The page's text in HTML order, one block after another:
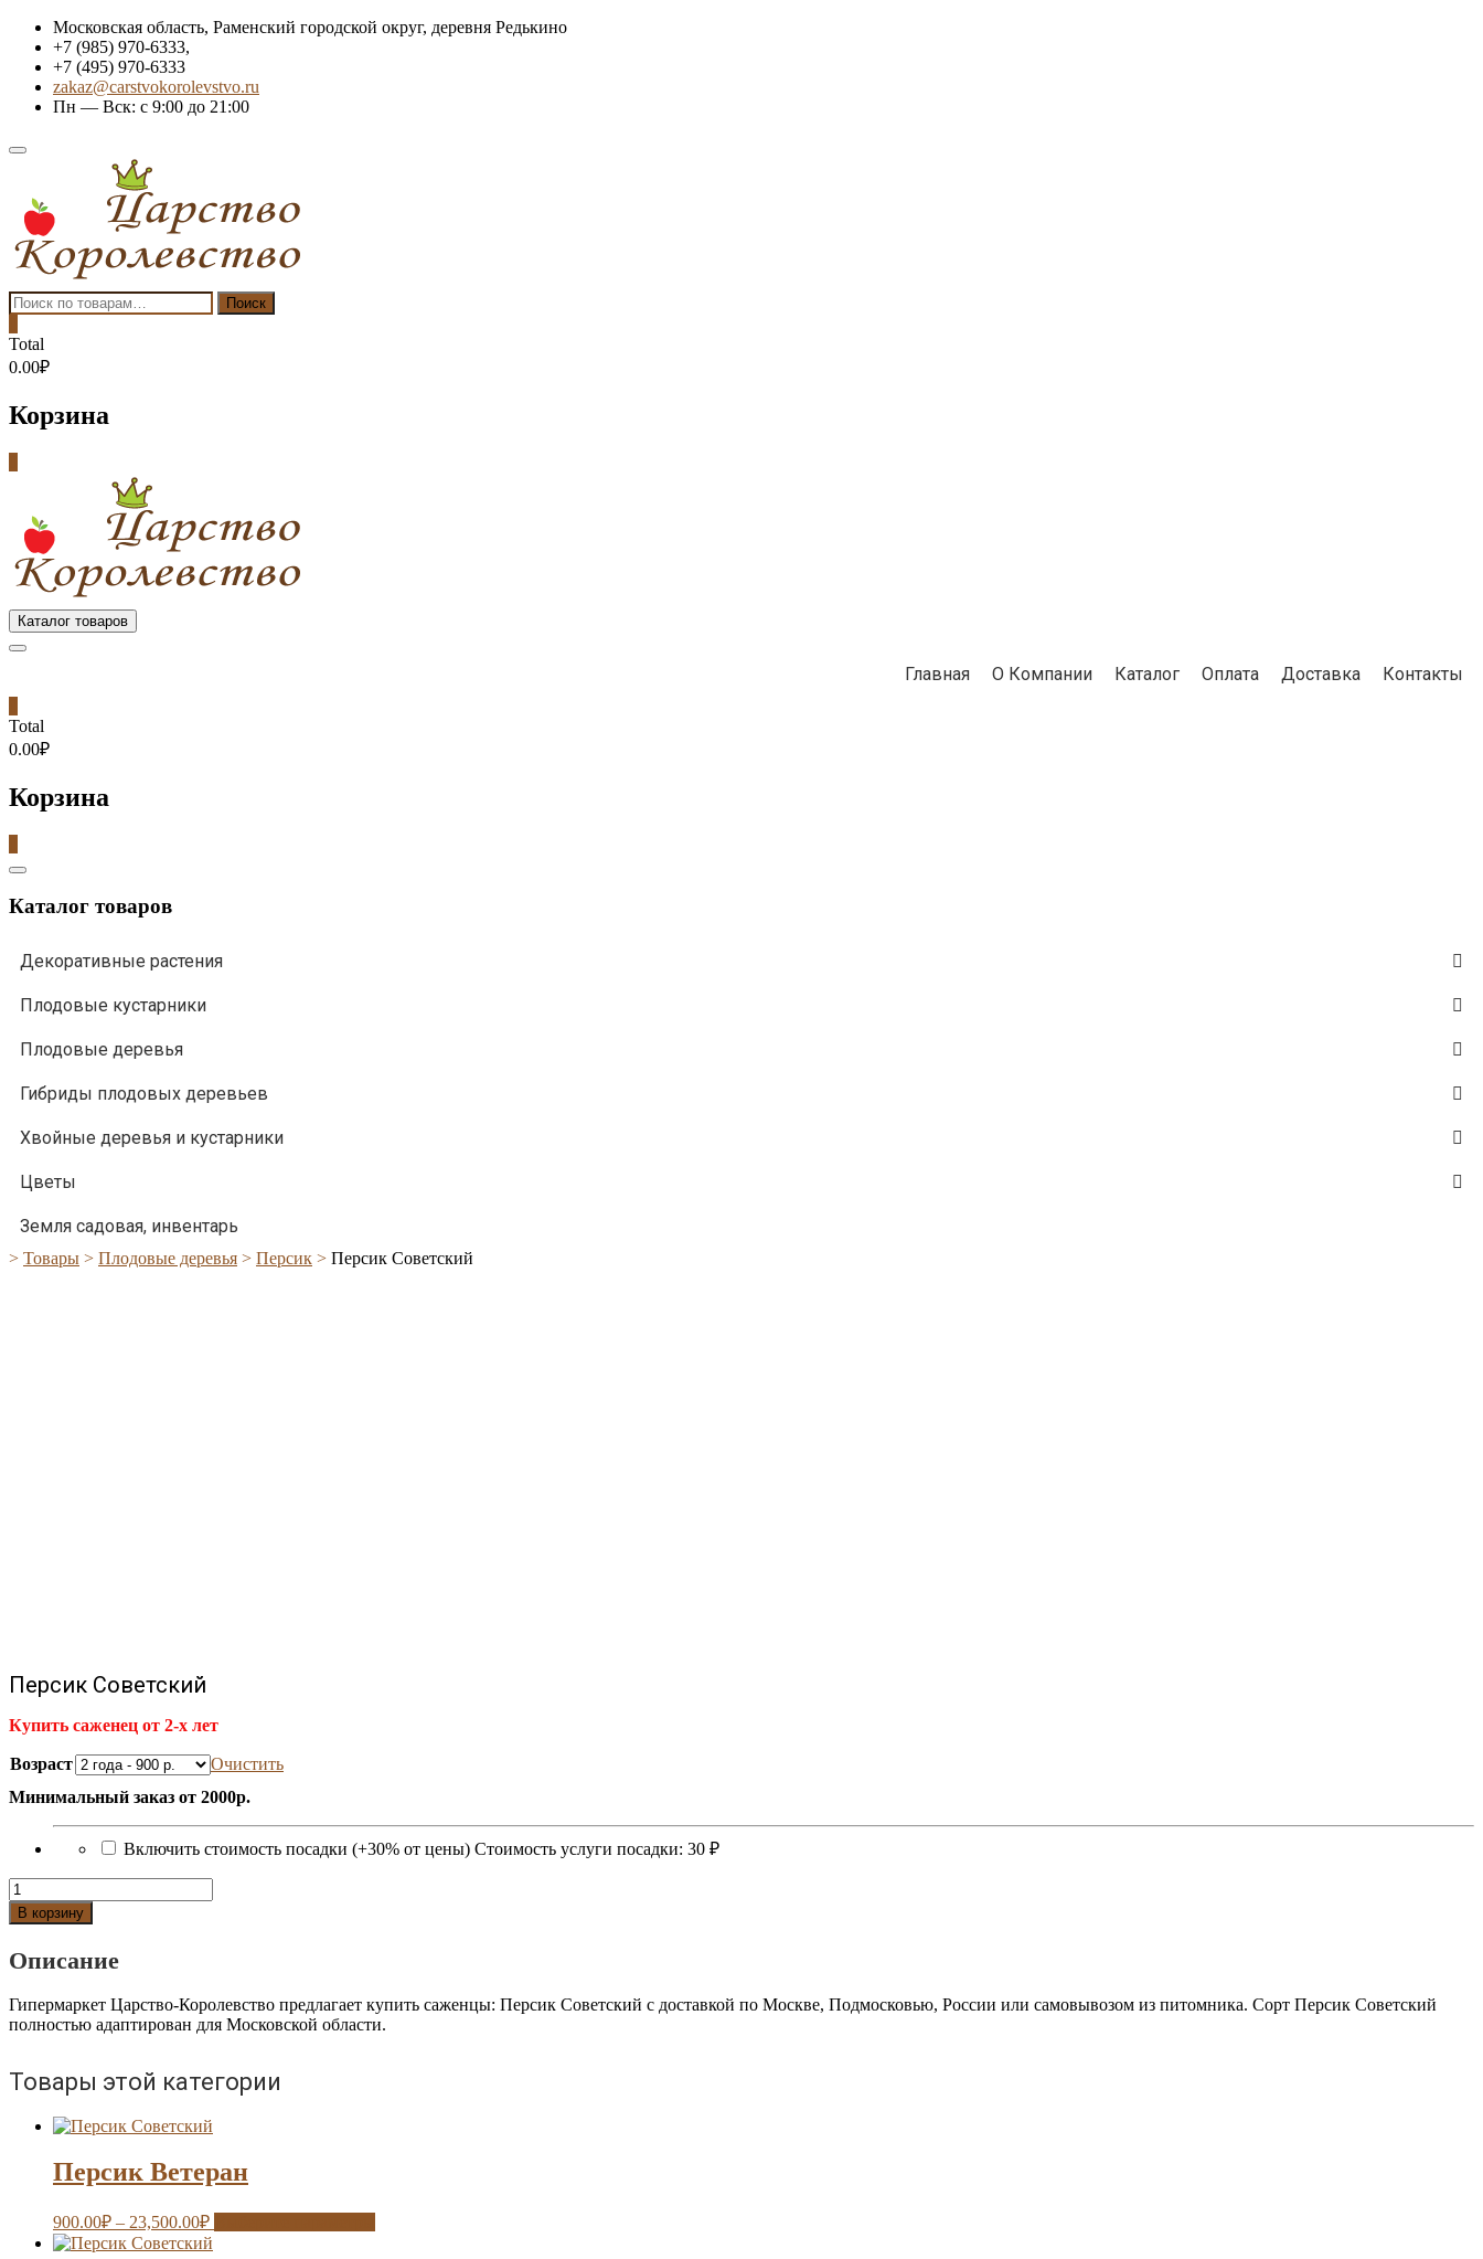
Skip
content
Московская область, Раменский городской округ, деревня Редькино
+7 (985) 970-6333,
+7 (495) 970-6333
zakaz@carstvokorolevstvo.ru
Пн — Вск: с 9:00 до 21:00
Topbar
Искать: Поиск
Total
0.00₽
Корзина
Каталог товаров
Главная О Компании Каталог Оплата Доставка Контакты
Total
0.00₽
Корзина
Catalog
Каталог товаров
Декоративные растения
Плодовые кустарники
Плодовые деревья
Гибриды плодовых деревьев
Хвойные деревья и кустарники
Цветы
Земля садовая, инвентарь
> Товары > Плодовые деревья > Персик > Персик Советский
Персик Советский
Купить саженец от 2-х лет
Возраст
Очистить
Минимальный заказ от 2000р.
Включить стоимость посадки (+30% от цены) Стоимость услуги посадки: 30 ₽
Количество
Персик
Советский
В корзину
Описание
Гипермаркет Царство-Королевство предлагает купить саженцы: Персик Советский с доставкой по Москве, Подмосковью, России или самовывозом из питомника. Сорт Персик Советский
полностью адаптирован для Московской области.
Товары этой категории
Персик Ветеран
900.00₽ – 23,500.00₽